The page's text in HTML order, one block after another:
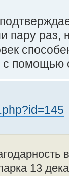
пару раз,
помощью
13